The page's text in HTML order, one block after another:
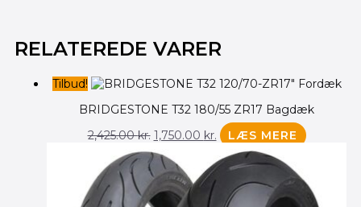
RELATEREDE VARER
Tilbud!
BRIDGESTONE T32 180/55 ZR17 Bagdæk
2,425.00kr.
oprindelige
pris
2,425.00 kr..
1,750.00 kr.
aktuelle
pris
1,750.00 kr..
LÆS MERE